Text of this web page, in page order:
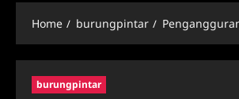
Home burungpintar
burungpintar